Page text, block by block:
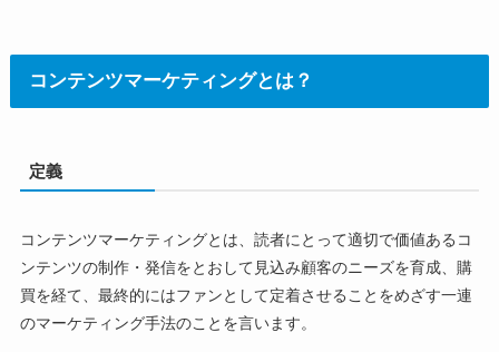
コンテンツマーケティングとは？
定義
コンテンツマーケティングとは、読者にとって適切で価値あるコ
ンテンツの制作・発信をとおして見込み顧客のニーズを育成、購
買を経て、最終的にはファンとして定着させることをめざす一連
のマーケティング手法のことを言います。